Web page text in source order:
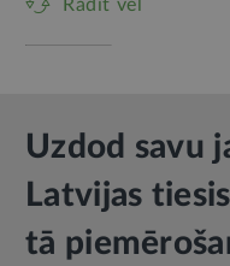
Rādīt vēl
Uzdod savu
Latvijas
tā